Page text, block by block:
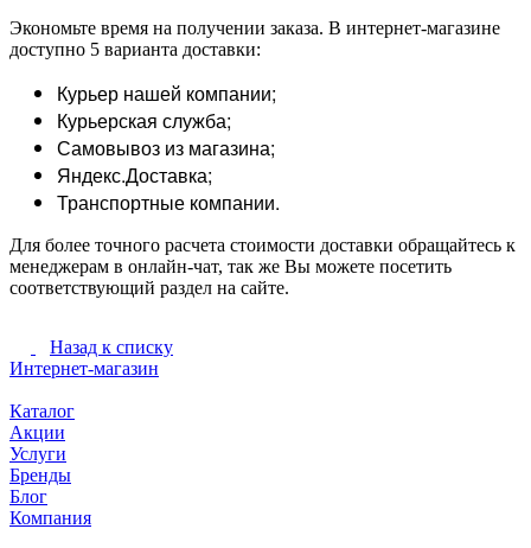
Экономьте время на получении заказа. В интернет-магазине
доступно 5 варианта доставки:
Курьер нашей компании;
Курьерская служба;
Самовывоз из магазина;
Яндекс.Доставка;
Транспортные компании.
Для более точного расчета стоимости доставки обращайтесь к
менеджерам в онлайн-чат, так же Вы можете посетить
соответствующий раздел на сайте.
Назад к списку
Интернет-магазин
Каталог
Акции
Услуги
Бренды
Блог
Компания